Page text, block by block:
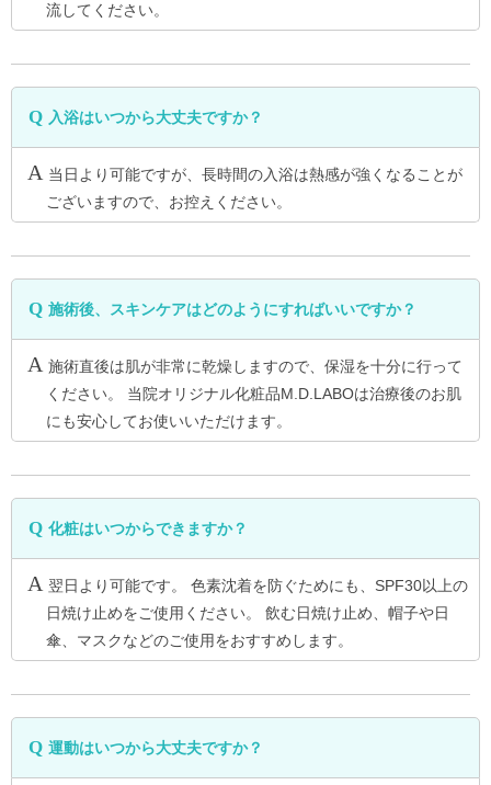
流してください。
入浴はいつから大丈夫ですか？
当日より可能ですが、長時間の入浴は熱感が強くなることが
ございますので、お控えください。
施術後、スキンケアはどのようにすればいいですか？
施術直後は肌が非常に乾燥しますので、保湿を十分に行って
ください。 当院オリジナル化粧品M.D.LABOは治療後のお肌
にも安心してお使いいただけます。
化粧はいつからできますか？
翌日より可能です。 色素沈着を防ぐためにも、SPF30以上の
日焼け止めをご使用ください。 飲む日焼け止め、帽子や日
傘、マスクなどのご使用をおすすめします。
運動はいつから大丈夫ですか？